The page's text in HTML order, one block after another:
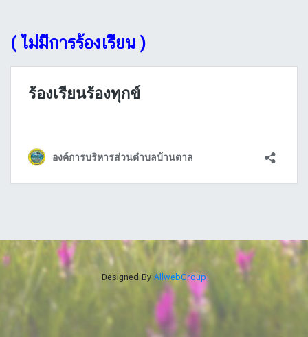
( ไม่มีการร้องเรียน )
Designed By AllwebGroup